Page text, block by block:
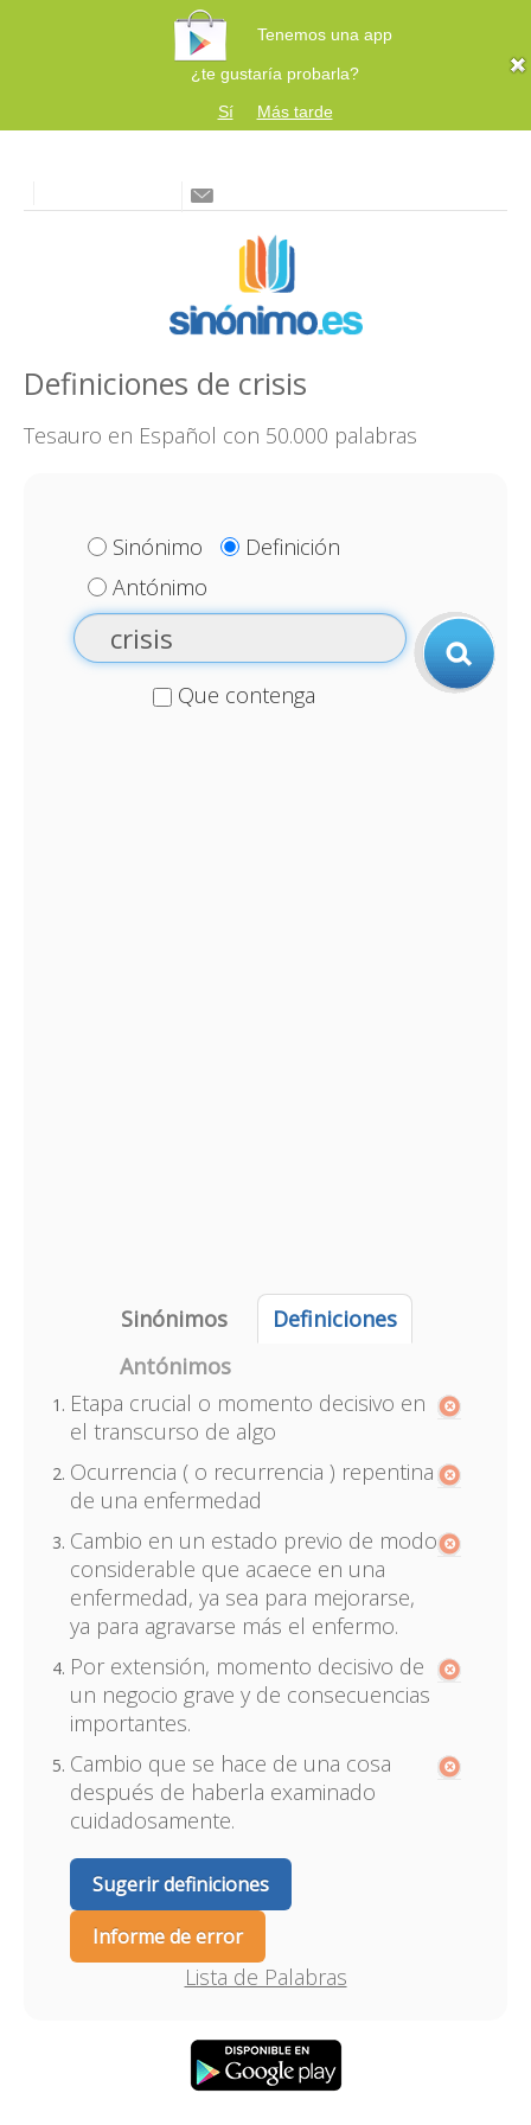
Tenemos una app
¿te gustaría probarla?
Sí
Más tarde
Definiciones de crisis
Tesauro en Español con 50.000 palabras
Sinónimo
Definición
Antónimo
Que contenga
Sinónimos
Definiciones
Antónimos
Etapa crucial o momento decisivo en
el transcurso de algo
Ocurrencia ( o recurrencia ) repentina
de una enfermedad
Cambio en un estado previo de modo
considerable que acaece en una
enfermedad, ya sea para mejorarse,
ya para agravarse más el enfermo.
Por extensión, momento decisivo de
un negocio grave y de consecuencias
importantes.
Cambio que se hace de una cosa
después de haberla examinado
cuidadosamente.
Sugerir definiciones
Informe de error
Lista de Palabras